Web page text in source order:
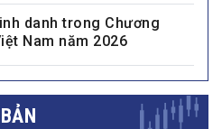
danh trong Chương
Nam năm 2026